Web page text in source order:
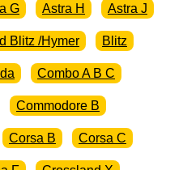
G Astra H Astra J
Blitz /Hymer Blitz
Combo A B C
Commodore B
Corsa B Corsa C